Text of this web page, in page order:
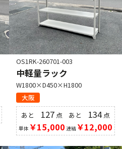
OS1RK-260701-003
中軽量ラック
W1800×D450×H1800
大阪
あと 127 点
単体 ￥15,000
あと 134点
連結￥12,000